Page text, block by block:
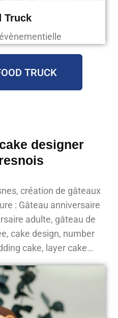
Truck
TRUCK
designer
création de gâteaux
: Gâteau anniversaire
adulte, gâteau de
cake design, number
cake, layer cake…